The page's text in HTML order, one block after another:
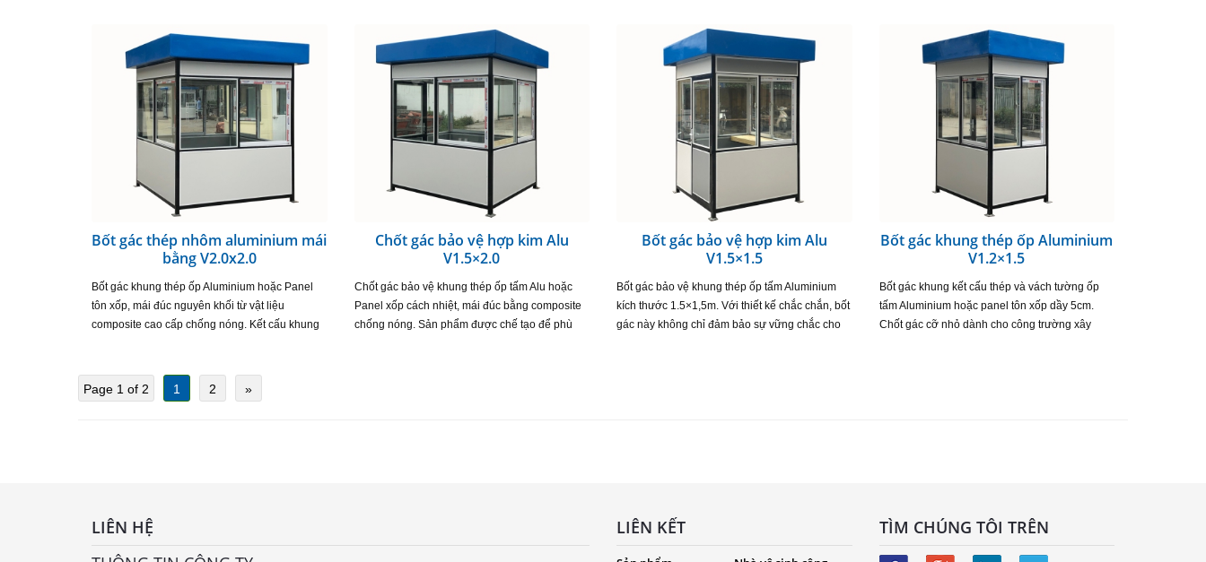
Bốt gác thép nhôm aluminium mái
bằng V2.0x2.0
Bốt gác khung thép ốp Aluminium hoặc Panel
tôn xốp, mái đúc nguyên khối từ vật liệu
composite cao cấp chống nóng. Kết cấu khung
Chốt gác bảo vệ hợp kim Alu
V1.5×2.0
Chốt gác bảo vệ khung thép ốp tấm Alu hoặc
Panel xốp cách nhiệt, mái đúc bằng composite
chống nóng. Sản phẩm được chế tạo để phù
Bốt gác bảo vệ hợp kim Alu
V1.5×1.5
Bốt gác bảo vệ khung thép ốp tấm Aluminium
kích thước 1.5×1,5m. Với thiết kế chắc chắn, bốt
gác này không chỉ đảm bảo sự vững chắc cho
Bốt gác khung thép ốp Aluminium
V1.2×1.5
Bốt gác khung kết cấu thép và vách tường ốp
tấm Aluminium hoặc panel tôn xốp dầy 5cm.
Chốt gác cỡ nhỏ dành cho công trường xây
Page 1 of 2 1 2 »
LIÊN HỆ
LIÊN KẾT TÌM CHÚNG TÔI TRÊN